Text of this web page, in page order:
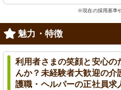
※現在の採用基準
魅力・特徴
利用者さまの笑顔と安心の
んか？未経験者大歓迎の
護職・ヘルパーの正社員求